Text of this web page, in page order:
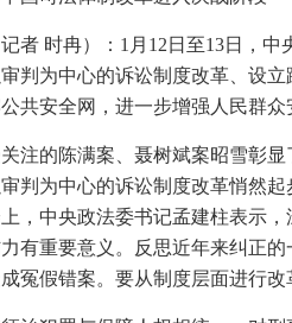
者 时冉）：1月12日至13日，
判为中心的诉讼制度改革、设
共安全网，进一步增强人民群众
注的陈满案、聂树斌案昭雪彰
判为中心的诉讼制度改革悄然
，中央政法委书记孟建柱表示
有重要意义。反思近年来纠正
冤假错案。要从制度层面进行